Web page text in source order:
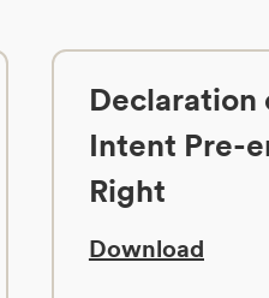
Declaration
Intent Pre-
Right
Download